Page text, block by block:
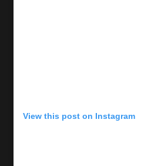
View this post on Instagram